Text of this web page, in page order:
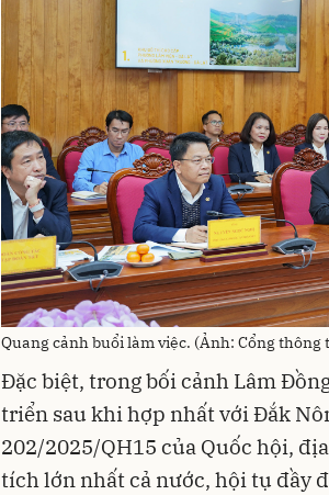
Quang cảnh buổi làm việc. (Ảnh: Cổng
Đặc biệt, trong bối cảnh Lâm
triển sau khi hợp nhất với Đắk
202/2025/QH15 của Quốc hội,
tích lớn nhất cả nước, hội tụ đầy